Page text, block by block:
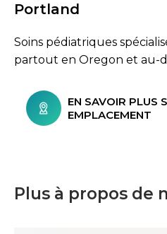
Portland
Soins pédiatriques
partout en Oregon et au-
EN SAVOIR PLUS
EMPLACEMENT
Plus à propos de